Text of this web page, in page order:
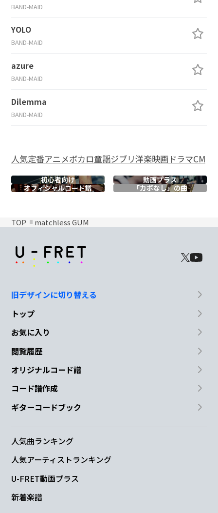
BAND-MAID
YOLO
BAND-MAID
azure
BAND-MAID
Dilemma
BAND-MAID
人気定番アニメボカロ童謡ジブリ洋楽映画ドラマCM
初心者向け
動画プラス
オフィシャルコード譜 「カポなし」の曲
TOP matchless GUM
旧デザインに切り替える
トップ
お気に入り
閲覧履歴
オリジナルコード譜
コード譜作成
ギターコードブック
人気曲ランキング
人気アーティストランキング
U-FRET動画プラス
新着楽譜